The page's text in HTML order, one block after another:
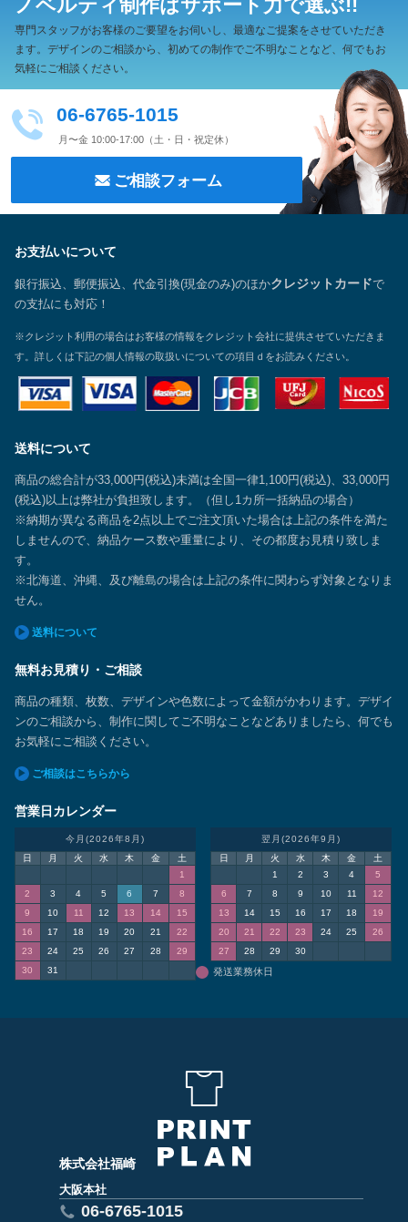
ノベルティ制作はサポート力で選ぶ!!
専門スタッフがお客様のご要望をお伺いし、最適なご提案をさせていただき
ます。 デザインのご相談から、初めての制作でご不明なことなど、何でもお
気軽にご相談ください。
06-6765-1015
月〜金 10:00-17:00（土・日・祝定休）
ご相談フォーム
お支払いについて
銀行振込、郵便振込、代金引換(現金のみ)のほかクレジットカードで
の支払にも対応！
※クレジット利用の場合はお客様の情報をクレジット会社に提供させていただきま
す。詳しくは下記の個人情報の取扱いについての項目ｄをお読みください。
送料について
商品の総合計が33,000円(税込)未満は全国一律1,100円(税込)、33,000円
(税込)以上は弊社が負担致します。（但し1カ所一括納品の場合）
※納期が異なる商品を2点以上でご注文頂いた場合は上記の条件を満た
しませんので、納品ケース数や重量により、その都度お見積り致しま
す。
※北海道、沖縄、及び離島の場合は上記の条件に関わらず対象となりま
せん。
送料について
無料お見積り・ご相談
商品の種類、枚数、デザインや色数によって金額がかわります。デザイ
ンのご相談から、制作に関してご不明なことなどありましたら、何でも
お気軽にご相談ください。
ご相談はこちらから
営業日カレンダー
今月(2026年8月)
日
月 火 水 木 金
土
1
2
3 4 5 6 7
8
9
10 11 12 13 14
15
16
17 18 19 20 21
22
23
24 25 26 27 28
29
30
31
翌月(2026年9月)
日
月 火 水 木 金
土
1
2 3 4
5
6
7 8 9 10 11
12
13
14 15 16 17 18
19
20
21 22 23 24 25
26
27
28 29 30
発送業務休日
株式会社福崎
大阪本社
06-6765-1015